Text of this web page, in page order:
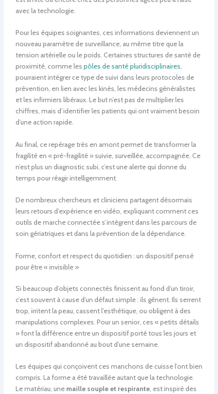
avec la technologie.
Pour les équipes soignantes, ces informations deviennent un
nouveau paramètre de surveillance, au même titre que la
tension artérielle ou le poids. Certaines structures de santé de
proximité, comme les pôles de santé pluridisciplinaires,
pourraient intégrer ce type de suivi dans leurs protocoles de
prévention, en lien avec les kinés, les médecins généralistes
et les infirmiers libéraux. Le but n’est pas de multiplier les
chiffres, mais d’identifier les patients qui ont vraiment besoin
d’une action rapide.
Au final, ce repérage très en amont permet de transformer la
fragilité en « pré-fragilité » suivie, surveillée, accompagnée. Ce
n’est plus un diagnostic subi, c’est une alerte qui donne du
temps pour réagir intelligemment.
De nombreux chercheurs et cliniciens partagent désormais
leurs retours d’expérience en vidéo, expliquant comment ces
outils de marche connectée s’intègrent dans les parcours de
soin gériatriques et dans la prévention de la dépendance.
Forme, confort et respect du quotidien : un dispositif pensé
pour être « invisible »
Si beaucoup d’objets connectés finissent au fond d’un tiroir,
c’est souvent à cause d’un défaut simple : ils gênent. Ils serrent
trop, irritent la peau, cassent l’esthétique, ou obligent à des
manipulations complexes. Pour un senior, ces « petits détails
» font la différence entre un dispositif porté tous les jours et
un dispositif abandonné au bout d’une semaine.
Les équipes qui conçoivent ces manchons de cuisse l’ont bien
compris. La forme a été travaillée autant que la technologie.
Le matériau, une maille souple et respirante, est inspiré des